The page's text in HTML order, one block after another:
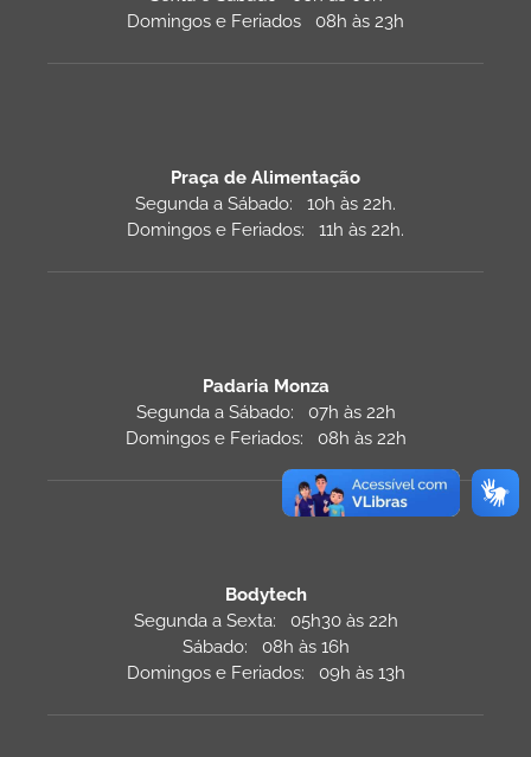
Domingos e Feriados 08h às 23h
Praça de Alimentação
Segunda a Sábado: 10h às 22h.
Domingos e Feriados: 11h às 22h.
Padaria Monza
Segunda a Sábado: 07h às 22h
Domingos e Feriados: 08h às 22h
Bodytech
Segunda a Sexta: 05h30 às 22h
Sábado: 08h às 16h
Domingos e Feriados: 09h às 13h